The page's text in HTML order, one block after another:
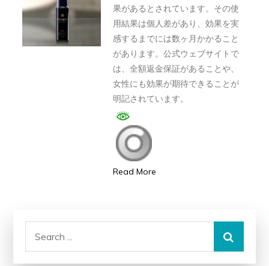
の
評
判、
良
い
口
ミ、
果があるとされています。その使
用結果は個人差があり、効果を実
感するまでには数ヶ月かかること
があります。公式ウェブサイトで
は、全額返金保証があることや、
女性にも効果が期待できることが
明記されています。
Read More